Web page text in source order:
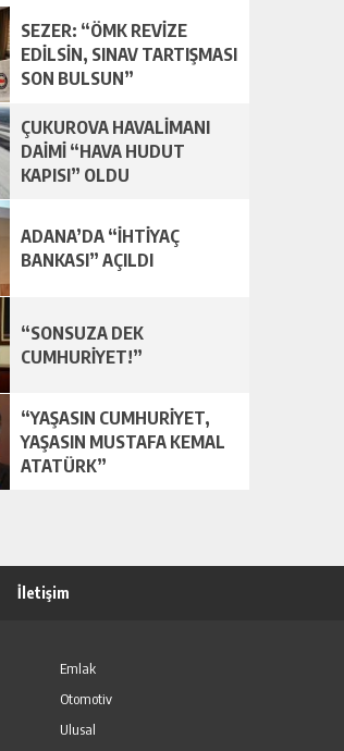
SEZER: “ÖMK REVİZE
EDİLSİN, SINAV TARTIŞMASI
SON BULSUN”
ÇUKUROVA HAVALİMANI
DAİMİ “HAVA HUDUT
KAPISI” OLDU
ADANA’DA “İHTİYAÇ
BANKASI” AÇILDI
“SONSUZA DEK
CUMHURİYET!”
“YAŞASIN CUMHURİYET,
YAŞASIN MUSTAFA KEMAL
ATATÜRK”
İletişim
Emlak
Otomotiv
Ulusal